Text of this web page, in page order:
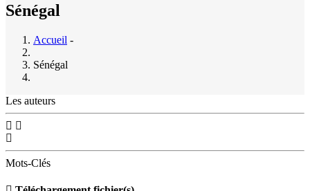
Sénégal
Accueil -
Sénégal
Les auteurs
Mots-Clés